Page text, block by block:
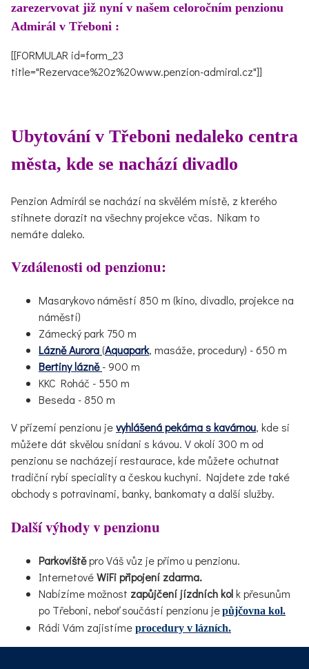
zarezervovat již nyní v našem celoročním penzionu
Admirál v Třeboni :
[[FORMULAR id=form_23
title="Rezervace%20z%20www.penzion-admiral.cz"]]
Ubytování v Třeboni nedaleko centra
města, kde se nachází divadlo
Penzion Admirál se nachází na skvělém místě, z kterého
stihnete dorazit na všechny projekce včas. Nikam to
nemáte daleko.
Vzdálenosti od penzionu:
Masarykovo náměstí 850 m (kino, divadlo, projekce na
náměstí)
Zámecký park 750 m
Lázně Aurora(Aquapark, masáže, procedury) - 650 m
Bertiny lázně- 900 m
KKC Roháč - 550 m
Beseda - 850 m
V přízemí penzionu jevyhlášená pekárna s kavárnou, kde si
můžete dát skvělou snídani s kávou. V okolí 300 m od
penzionu se nacházejí restaurace, kde můžete ochutnat
tradiční rybí speciality a českou kuchyni. Najdete zde také
obchody s potravinami, banky, bankomaty a další služby.
Další výhody v penzionu
Parkovištěpro Váš vůz je přímo u penzionu.
InternetovéWiFi připojení zdarma.
Nabízíme možnost zapůjčení jízdních kolk přesunům
po Třeboni, neboť součástí penzionu jepůjčovna kol.
Rádi Vám zajistíme procedury v lázních.